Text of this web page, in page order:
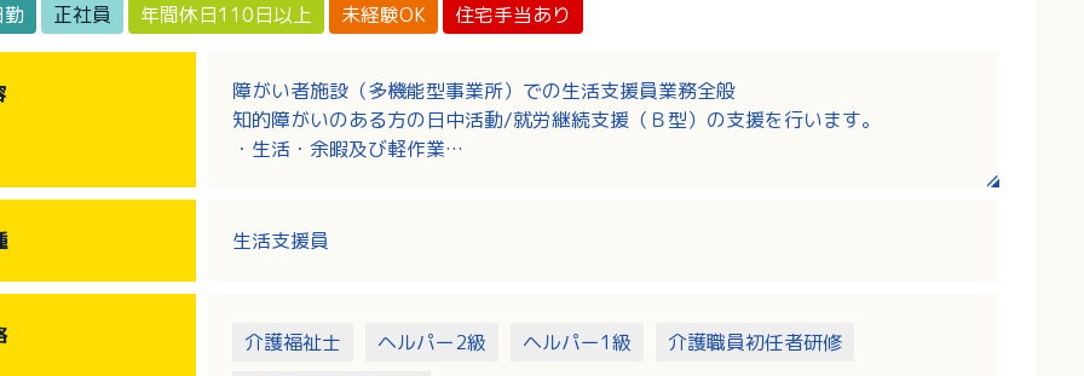
勤
正社員 年間休日110日以上 未経験OK 住宅手当あり
障がい者施設（多機能型事業所）での生活支援員業務全般
知的障がいのある方の日中活動/就労継続支援（Ｂ型）の支援を行います。
・生活・余暇及び軽作業
※40名程度の利用者様がいます
生活支援員
介護福祉士 ヘルパー2級 ヘルパー1級
介護職員初任者研修